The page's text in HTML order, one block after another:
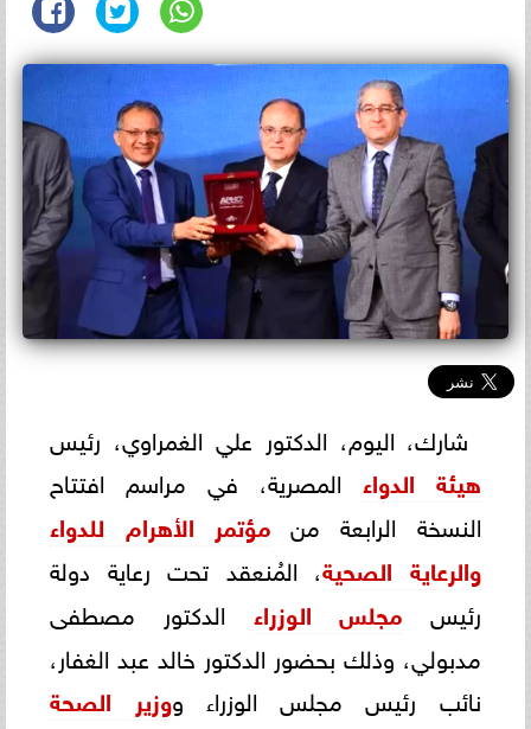
شارك، اليوم، الدكتور علي الغمراوي، رئيس
هيئة الدواء المصرية، في مراسم افتتاح
النسخة الرابعة منمؤتمر الأهرام للدواء
والرعاية الصحية، المُنعقد تحت رعاية دولة
رئيس مجلس الوزراء الدكتور مصطفى
مدبولي، وذلك بحضور الدكتور خالد عبد الغفار،
نائب رئيس مجلس الوزراء ووزير الصحة